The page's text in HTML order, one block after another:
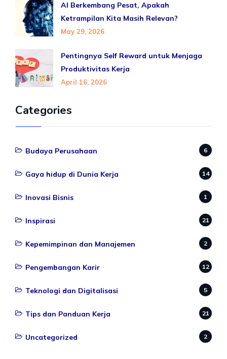
AI Berkembang Pesat, Apakah
Ketrampilan Kita Masih Relevan?
May 29, 2026
Pentingnya Self Reward untuk Menjaga
Produktivitas Kerja
April 16, 2026
Categories
Budaya Perusahaan 6
Gaya hidup di Dunia Kerja 14
Inovasi Bisnis 1
Inspirasi 21
Kepemimpinan dan Manajemen 2
Pengembangan Karir 12
Teknologi dan Digitalisasi 5
Tips dan Panduan Kerja 21
Uncategorized 2